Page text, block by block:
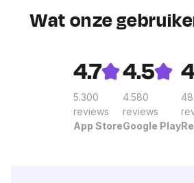
Wat onze
4.7
5.300
reviews
App Store
4.5
4.580
reviews
Google Play